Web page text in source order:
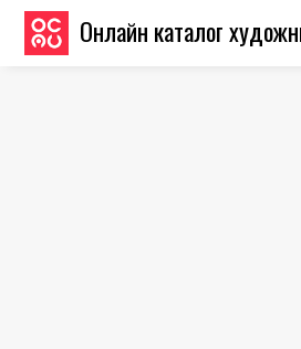
Онлайн каталог